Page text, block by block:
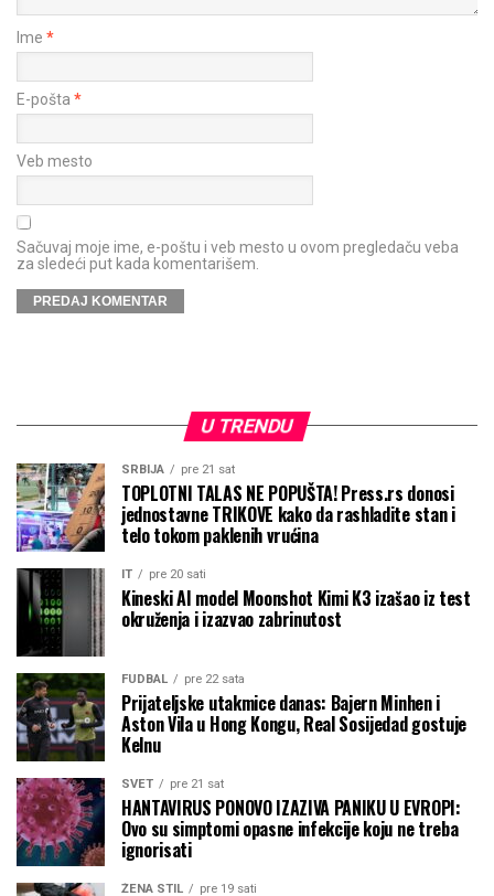
Ime *
E-pošta *
Veb mesto
Sačuvaj moje ime, e-poštu i veb mesto u ovom pregledaču veba
za sledeći put kada komentarišem.
U TRENDU
SRBIJA pre 21 sat
TOPLOTNI TALAS NE POPUŠTA! Press.rs donosi
jednostavne TRIKOVE kako da rashladite stan i
telo tokom paklenih vrućina
IT pre 20 sati
Kineski AI model Moonshot Kimi K3 izašao iz test
okruženja i izazvao zabrinutost
FUDBAL pre 22 sata
Prijateljske utakmice danas: Bajern Minhen i
Aston Vila u Hong Kongu, Real Sosijedad gostuje
Kelnu
SVET pre 21 sat
HANTAVIRUS PONOVO IZAZIVA PANIKU U EVROPI:
Ovo su simptomi opasne infekcije koju ne treba
ignorisati
ŽENA STIL pre 19 sati